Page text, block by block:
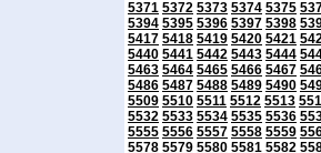
5371 5372 5373 5374 5375
5394 5395 5396 5397 5398
5417 5418 5419 5420 5421
5440 5441 5442 5443 5444
5463 5464 5465 5466 5467
5486 5487 5488 5489 5490
5509 5510 5511 5512 5513
5532 5533 5534 5535 5536
5555 5556 5557 5558 5559
5578 5579 5580 5581 5582